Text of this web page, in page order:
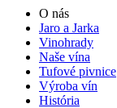
O nás
Jaro a Jarka
Vinohrady
Naše vína
Tufové pivnice
Výroba vín
História